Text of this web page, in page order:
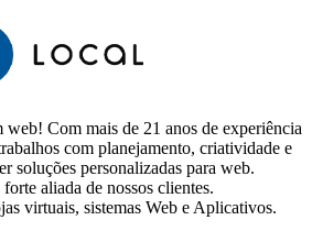
web! Com mais de 21 anos de experiência
com planejamento, criatividade e
soluções personalizadas para web.
aliada de nossos clientes.
virtuais, sistemas Web e Aplicativos.